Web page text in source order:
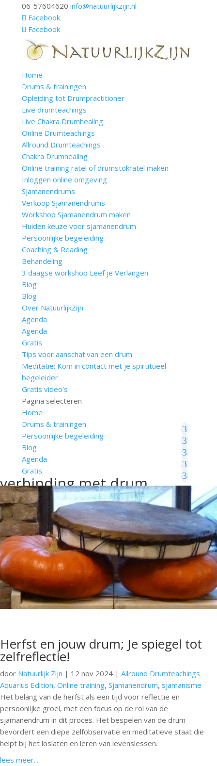
06-57604620 info@natuurlijkzijn.nl
Facebook
Facebook
Home
Drums & trainingen
Opleiding tot Drumpractitioner
Live drumteachings
Live Chakra Drumhealing
Online Drumteachings
Allround Drumteachings
Chakra Drumhealing
Online training ratel of drumstokratel maken
Inloggen online omgeving
Sjamanendrums
Verkoop Sjamanendrums
Workshop Sjamanendrum maken
Huiden keuze voor sjamanendrum
Persoonlijke begeleiding
Coaching & Reading
Behandeling
3 daagse workshop Leef je Verlangen
Blog
Blog
Over NatuurlijkZijn
Agenda
Agenda
Gratis
Tips voor aanschaf van een drum
Meditatie: Kom in contact met je spirtitueel
begeleider
Gratis video’s
Pagina selecteren
Home
Drums & trainingen
Persoonlijke begeleiding
Blog
Agenda
Gratis
verbinding met drum
Herfst en jouw drum; Je spiegel tot
zelfreflectie!
door Natuurlijk Zijn | 12 nov 2024 | Allround Drumteachings
Aquarius Edition, Online training, Sjamanendrum, sjamanisme
Het belang van de herfst als een tijd voor reflectie en
persoonlijke groei, met een focus op de rol van de
sjamanendrum in dit proces. Het bespelen van de drum
bevordert een diepe zelfobservatie en meditatieve staat die
helpt bij het loslaten en leren van levenslessen.
lees meer...